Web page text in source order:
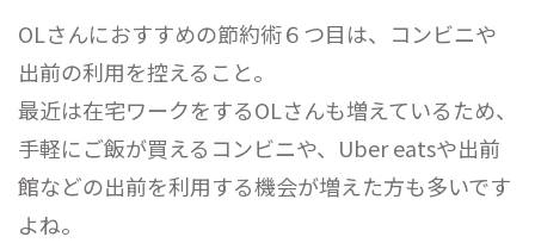
OLさんにおすすめの節約術６つ目は、コンビニや
出前の利用を控えること。
最近は在宅ワークをするOLさんも増えているため、
手軽にご飯が買えるコンビニや、Uber eatsや出前
館などの出前を利用する機会が増えた方も多いです
よね。